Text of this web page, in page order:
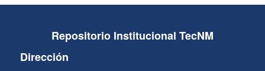
Repositorio Institucional TecNM
Dirección